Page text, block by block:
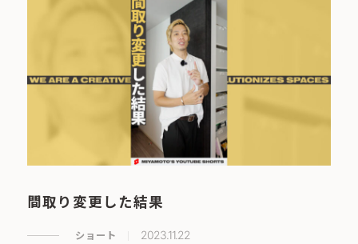
間取り変更した結果
ショート 2023.11.22